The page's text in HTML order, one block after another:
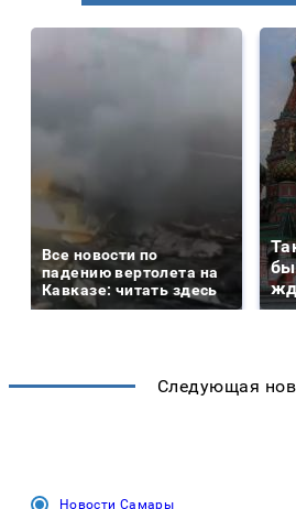
Все новости по
падению вертолета на
Кавказе: читать здесь
Следующая
Новости Самары